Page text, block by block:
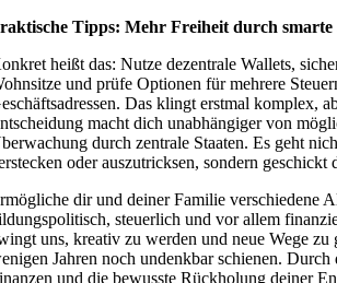
Tipps: Mehr Freiheit durch smarte
heißt das: Nutze dezentrale Wallets,
und prüfe Optionen für mehrere
Das klingt erstmal komplex,
macht dich unabhängiger von
durch zentrale Staaten. Es geht
oder auszutricksen, sondern
dir und deiner Familie verschiedene
steuerlich und vor allem
uns, kreativ zu werden und neue Wege
Jahren noch undenkbar schienen.
und die bewusste Rückholung deiner